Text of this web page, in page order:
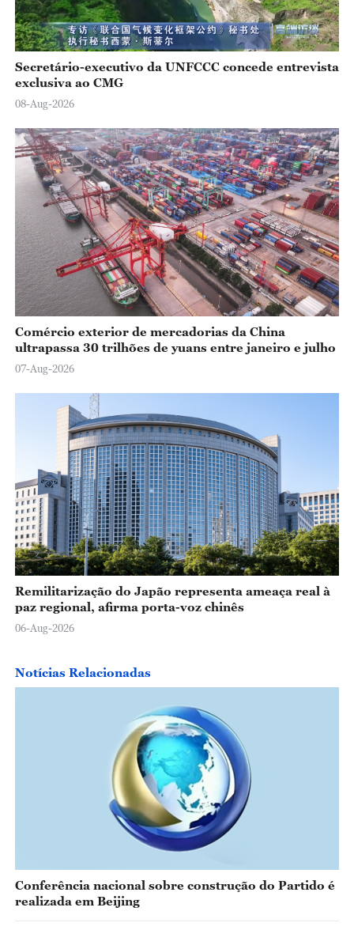
Secretário-executivo da UNFCCC concede entrevista
exclusiva ao CMG
08-Aug-2026
Comércio exterior de mercadorias da China
ultrapassa 30 trilhões de yuans entre janeiro e julho
07-Aug-2026
Remilitarização do Japão representa ameaça real à
paz regional, afirma porta-voz chinês
06-Aug-2026
Notícias Relacionadas
Conferência nacional sobre construção do Partido é
realizada em Beijing